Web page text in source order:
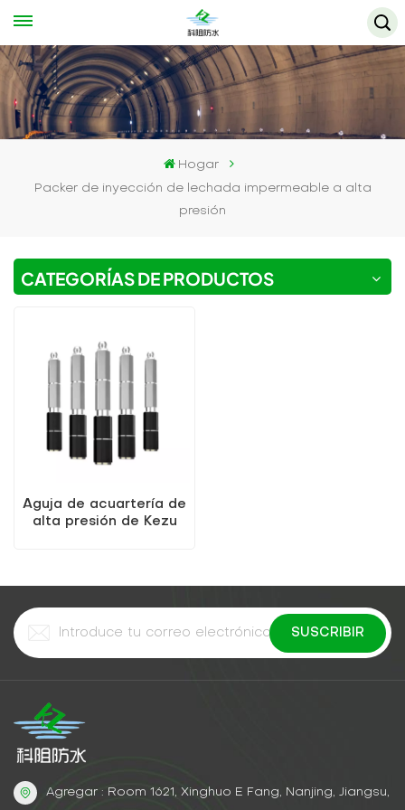
Hogar
Packer de inyección de lechada impermeable a alta
presión
CATEGORÍAS DE PRODUCTOS
Aguja de acuartería de
alta presión de Kezu
Agregar : Room 1621, Xinghuo E Fang, Nanjing, Jiangsu,